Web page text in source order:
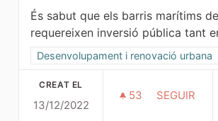
És sabut que els barris marítims
requereixen inversió pública tant
Resultats al filtrar per la categoria:
Desenvolupament i renovació urbana
CREAT EL
13/12/2022
53 53
SEGUIR